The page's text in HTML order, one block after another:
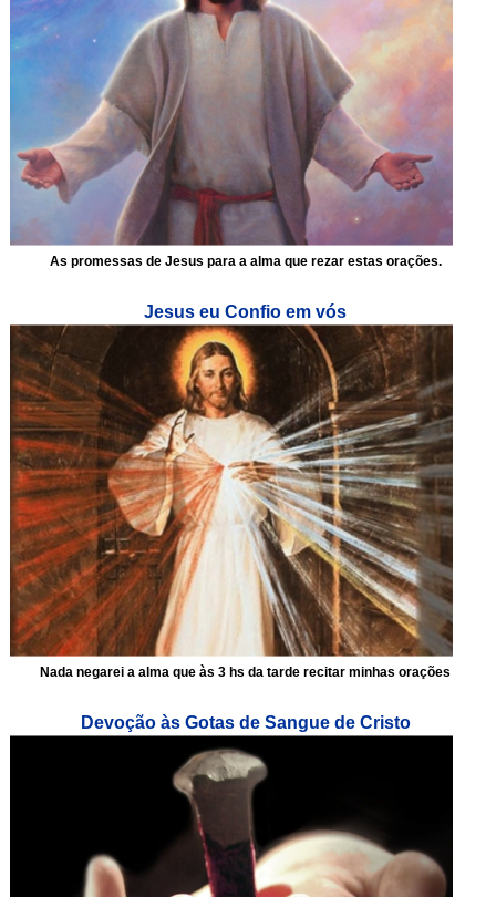
As promessas de Jesus para a alma que rezar estas orações.
Jesus eu Confio em vós
Nada negarei a alma que às 3 hs da tarde recitar minhas orações
Devoção às Gotas de Sangue de Cristo